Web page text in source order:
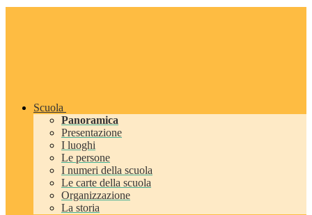
Scuola
Panoramica
Presentazione
I luoghi
Le persone
I numeri della scuola
Le carte della scuola
Organizzazione
La storia